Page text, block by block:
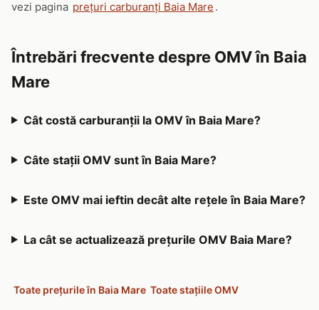
vezi pagina prețuri carburanți Baia Mare .
Întrebări frecvente despre OMV în Baia
Mare
Cât costă carburanții la OMV în Baia Mare?
Câte stații OMV sunt în Baia Mare?
Este OMV mai ieftin decât alte rețele în Baia Mare?
La cât se actualizează prețurile OMV Baia Mare?
Toate prețurile în Baia Mare Toate stațiile OMV